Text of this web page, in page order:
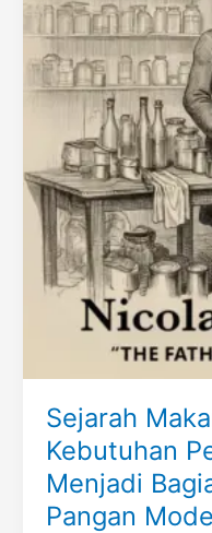
Sejarah
Kebutuhan
Menjadi
Pangan